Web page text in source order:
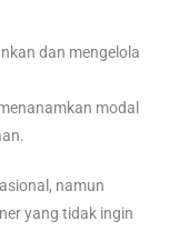
dan mengelola
modal
namun
yang tidak ingin